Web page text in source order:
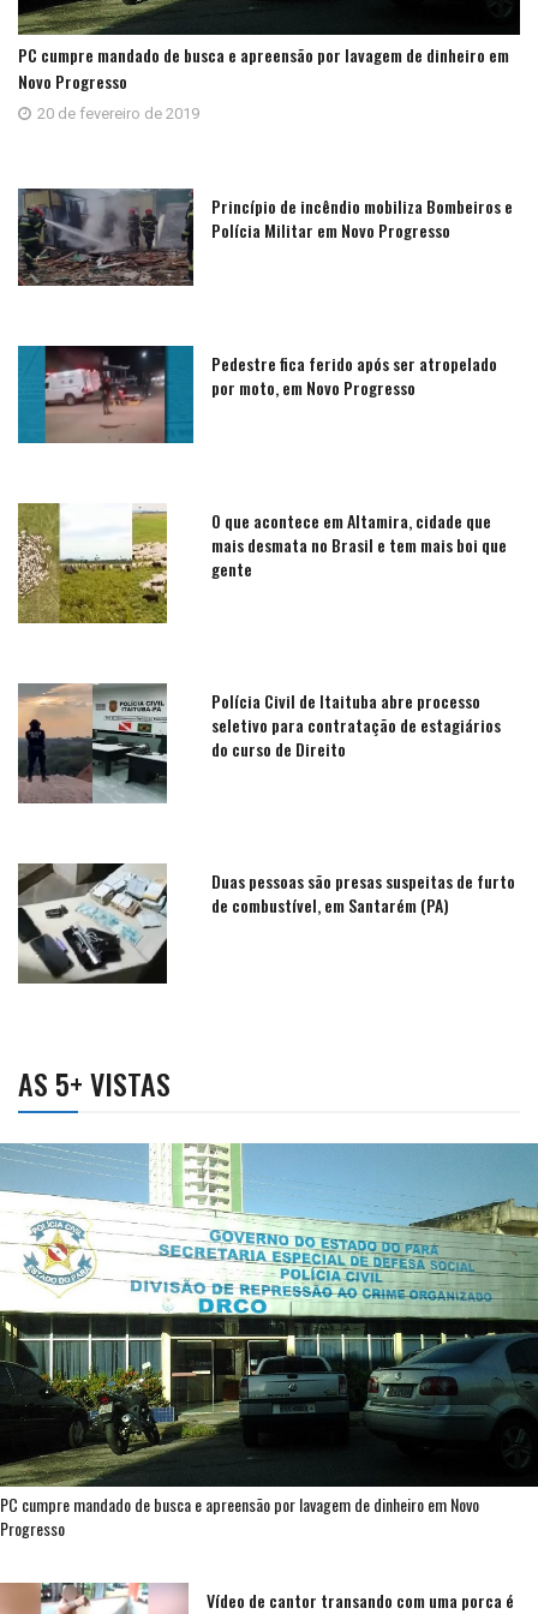
PC cumpre mandado de busca e apreensão por lavagem de dinheiro em
Novo Progresso
20 de fevereiro de 2019
Princípio de incêndio mobiliza Bombeiros e
Polícia Militar em Novo Progresso
Pedestre fica ferido após ser atropelado
por moto, em Novo Progresso
O que acontece em Altamira, cidade que
mais desmata no Brasil e tem mais boi que
gente
Polícia Civil de Itaituba abre processo
seletivo para contratação de estagiários
do curso de Direito
Duas pessoas são presas suspeitas de furto
de combustível, em Santarém (PA)
AS 5+ VISTAS
PC cumpre mandado de busca e apreensão por lavagem de dinheiro em Novo
Progresso
Vídeo de cantor transando com uma porca é